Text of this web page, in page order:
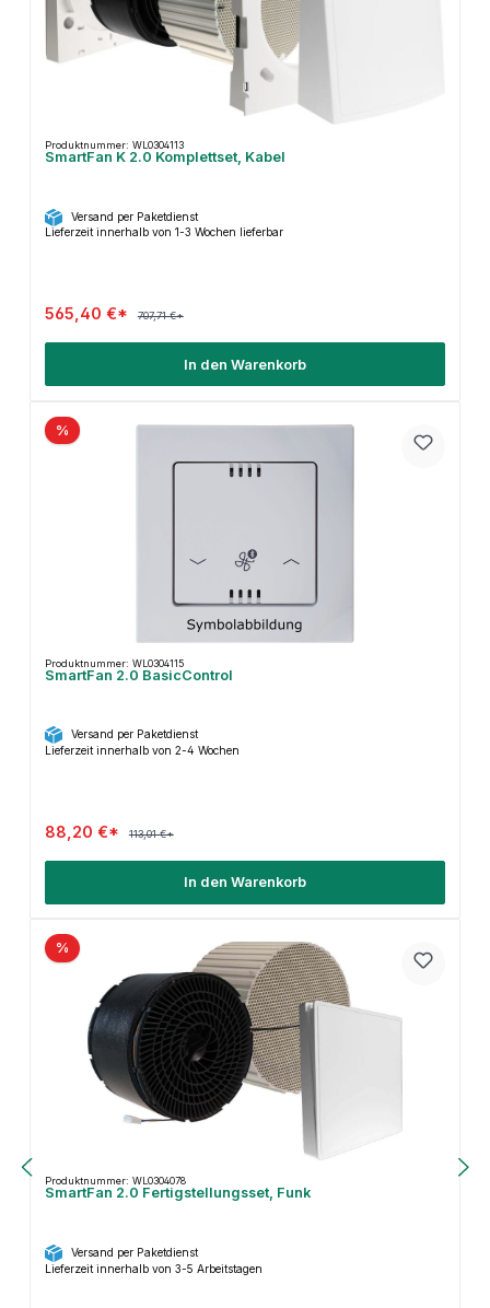
Produktnummer: WL0304113
SmartFan K 2.0 Komplettset, Kabel
Versand per Paketdienst
Lieferzeit innerhalb von 1-3 Wochen lieferbar
565,40 €* 707,71 €*
In den Warenkorb
%
Produktnummer: WL0304115
SmartFan 2.0 BasicControl
Versand per Paketdienst
Lieferzeit innerhalb von 2-4 Wochen
88,20 €* 113,01 €*
In den Warenkorb
%
Produktnummer: WL0304078
SmartFan 2.0 Fertigstellungsset, Funk
Versand per Paketdienst
Lieferzeit innerhalb von 3-5 Arbeitstagen